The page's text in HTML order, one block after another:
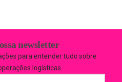
newsletter
para entender tudo sobre
logísticas.